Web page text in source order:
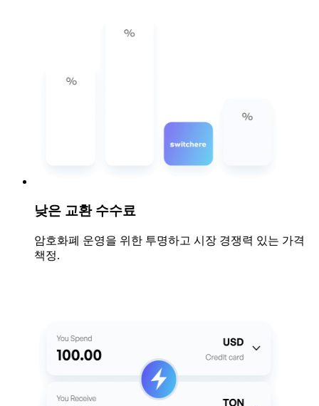
낮은 교환 수수료
암호화폐 운영을 위한 투명하고 시장 경쟁력 있는 가격
책정.